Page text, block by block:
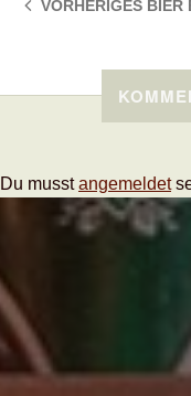
VORHERIGES BIER
Du musstangemeldet